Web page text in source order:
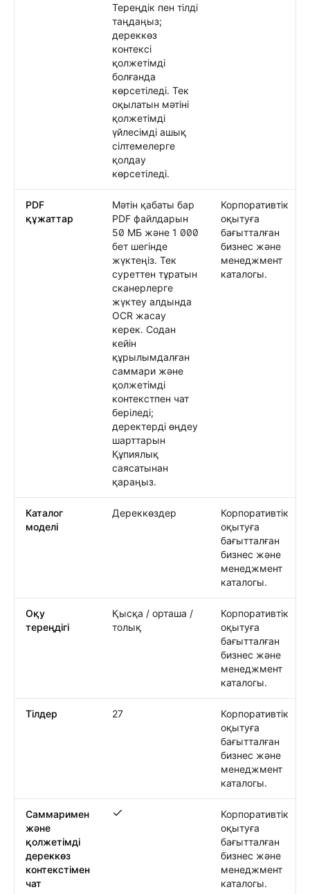
Тереңдік пен тілді
таңдаңыз;
дереккөз
контексі
қолжетімді
болғанда
көрсетіледі. Тек
оқылатын мәтіні
қолжетімді
үйлесімді ашық
сілтемелерге
қолдау
көрсетіледі.
PDF
құжаттар
Мәтін қабаты бар
PDF файлдарын
50 МБ және 1 000
бет шегінде
жүктеңіз. Тек
суреттен тұратын
сканерлерге
жүктеу алдында
OCR жасау
керек. Содан
кейін
құрылымдалған
саммари және
қолжетімді
контекстпен чат
беріледі;
деректерді өңдеу
шарттарын
Құпиялық
саясатынан
қараңыз.
Корпоративтік
оқытуға
бағытталған
бизнес және
менеджмент
каталогы.
Каталог
моделі
Дереккөздер
Корпоративтік
оқытуға
бағытталған
бизнес және
менеджмент
каталогы.
Оқу
тереңдігі
Қысқа / орташа /
толық
Корпоративтік
оқытуға
бағытталған
бизнес және
менеджмент
каталогы.
Тілдер 27
Корпоративтік
оқытуға
бағытталған
бизнес және
менеджмент
каталогы.
Саммаримен
және
қолжетімді
дереккөз
контекстімен
чат
Саммаримен және қолжетімді дереккөз
Корпоративтік
оқытуға
бағытталған
бизнес және
менеджмент
каталогы.